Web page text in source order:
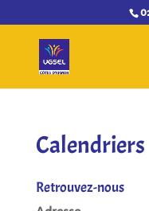
Calendriers
Retrouvez-nous